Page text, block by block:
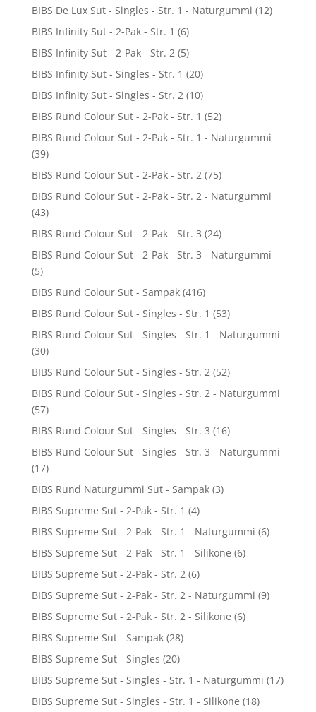
BIBS De Lux Sut - Singles - Str. 1 - Naturgummi (12)
BIBS Infinity Sut - 2-Pak - Str. 1 (6)
BIBS Infinity Sut - 2-Pak - Str. 2 (5)
BIBS Infinity Sut - Singles - Str. 1 (20)
BIBS Infinity Sut - Singles - Str. 2 (10)
BIBS Rund Colour Sut - 2-Pak - Str. 1 (52)
BIBS Rund Colour Sut - 2-Pak - Str. 1 - Naturgummi
(39)
BIBS Rund Colour Sut - 2-Pak - Str. 2 (75)
BIBS Rund Colour Sut - 2-Pak - Str. 2 - Naturgummi
(43)
BIBS Rund Colour Sut - 2-Pak - Str. 3 (24)
BIBS Rund Colour Sut - 2-Pak - Str. 3 - Naturgummi
(5)
BIBS Rund Colour Sut - Sampak (416)
BIBS Rund Colour Sut - Singles - Str. 1 (53)
BIBS Rund Colour Sut - Singles - Str. 1 - Naturgummi
(30)
BIBS Rund Colour Sut - Singles - Str. 2 (52)
BIBS Rund Colour Sut - Singles - Str. 2 - Naturgummi
(57)
BIBS Rund Colour Sut - Singles - Str. 3 (16)
BIBS Rund Colour Sut - Singles - Str. 3 - Naturgummi
(17)
BIBS Rund Naturgummi Sut - Sampak (3)
BIBS Supreme Sut - 2-Pak - Str. 1 (4)
BIBS Supreme Sut - 2-Pak - Str. 1 - Naturgummi (6)
BIBS Supreme Sut - 2-Pak - Str. 1 - Silikone (6)
BIBS Supreme Sut - 2-Pak - Str. 2 (6)
BIBS Supreme Sut - 2-Pak - Str. 2 - Naturgummi (9)
BIBS Supreme Sut - 2-Pak - Str. 2 - Silikone (6)
BIBS Supreme Sut - Sampak (28)
BIBS Supreme Sut - Singles (20)
BIBS Supreme Sut - Singles - Str. 1 - Naturgummi (17)
BIBS Supreme Sut - Singles - Str. 1 - Silikone (18)